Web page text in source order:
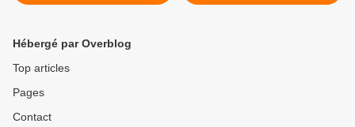
Hébergé par Overblog
Top articles
Pages
Contact